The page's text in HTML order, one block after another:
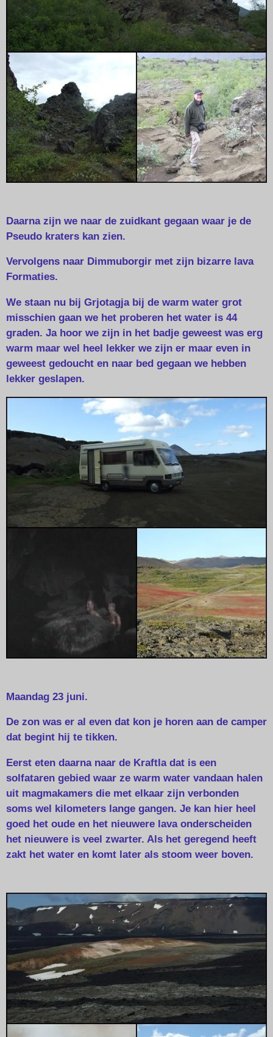
Daarna zijn we naar de zuidkant gegaan waar je de
Pseudo kraters kan zien.
Vervolgens naar Dimmuborgir met zijn bizarre lava
Formaties.
We staan nu bij Grjotagja bij de warm water grot
misschien gaan we het proberen het water is 44
graden. Ja hoor we zijn in het badje geweest was erg
warm maar wel heel lekker we zijn er maar even in
geweest gedoucht en naar bed gegaan we hebben
lekker geslapen.
Maandag 23 juni.
De zon was er al even dat kon je horen aan de camper
dat begint hij te tikken.
Eerst eten daarna naar de Kraftla dat is een
solfataren gebied waar ze warm water vandaan halen
uit magmakamers die met elkaar zijn verbonden
soms wel kilometers lange gangen. Je kan hier heel
goed het oude en het nieuwere lava onderscheiden
het nieuwere is veel zwarter. Als het geregend heeft
zakt het water en komt later als stoom weer boven.